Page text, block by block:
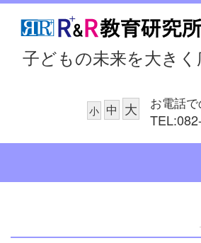
子どもの未来を大きく
お電話
小 中 大